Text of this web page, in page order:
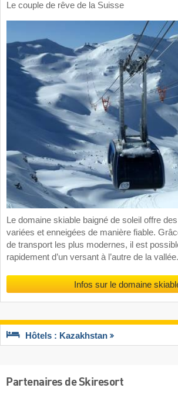
Le couple de rêve de la Suisse
Le domaine skiable baigné de soleil offre
variées et enneigées de manière fiable.
de transport les plus modernes, il est
rapidement d’un versant à l’autre de la vallée.
Infos sur le domaine
Hôtels : Kazakhstan
Partenaires de Skiresort